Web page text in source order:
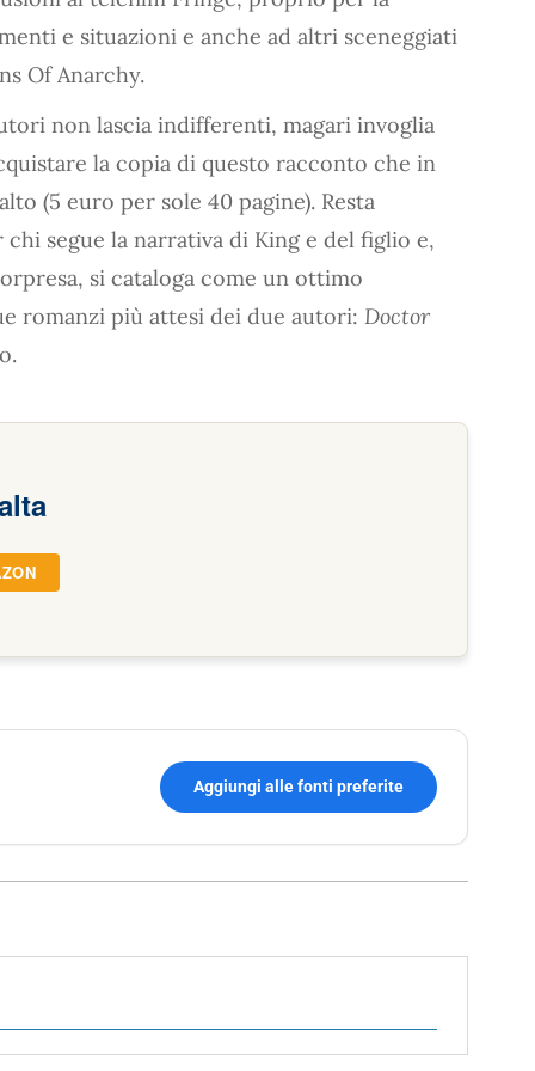
e situazioni e anche ad altri sceneggiati
Of Anarchy.
non lascia indifferenti, magari invoglia
la copia di questo racconto che in
(5 euro per sole 40 pagine). Resta
segue la narrativa di King e del figlio e,
si cataloga come un ottimo
romanzi più attesi dei due autori: Doctor
Aggiungi alle fonti preferite